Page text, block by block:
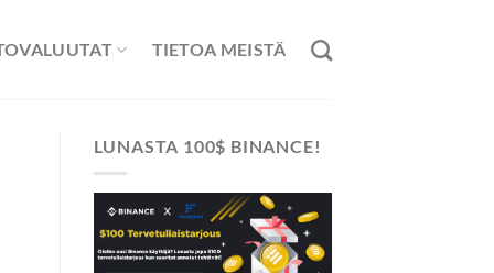
TIETOA MEISTÄ
LUNASTA 100$ BINANCE!